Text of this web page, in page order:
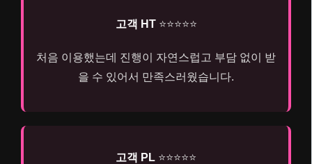
고객 HT⭐⭐⭐⭐⭐
처음 이용했는데 진행이 자연스럽고 부담 없이 받
을 수 있어서 만족스러웠습니다.
고객 PL ⭐⭐⭐⭐⭐